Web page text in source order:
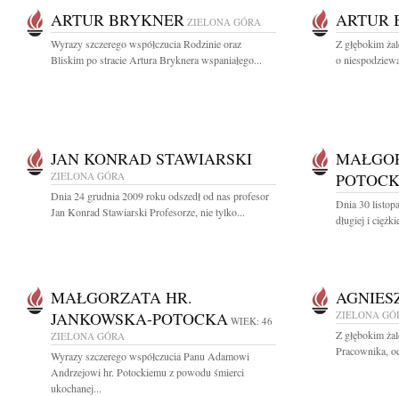
ARTUR BRYKNER ZIELONA GÓRA
Wyrazy szczerego współczucia Rodzinie oraz
Bliskim po stracie Artura Bryknera wspaniałego...
ARTUR
Z głębokim
o
JAN KONRAD STAWIARSKI
ZIELONA GÓRA
Dnia 24 grudnia 2009 roku odszedł od nas profesor
Jan Konrad Stawiarski Profesorze, nie tylko...
Dnia 30
długiej i
MAŁGORZATA HR.
JANKOWSKA-POTOCKA WIEK: 46
ZIELONA GÓRA
Wyrazy szczerego współczucia Panu Adamowi
Andrzejowi hr. Potockiemu z powodu śmierci
ukochanej...
ZIELONA
Z głębokim
Pracownika,